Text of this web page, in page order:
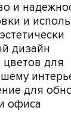
и
и
дизайн
для
для
офиса